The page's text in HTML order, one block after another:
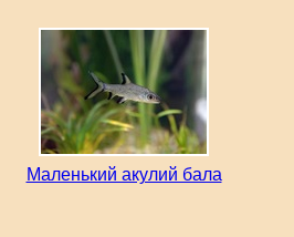
Маленький акулий бала